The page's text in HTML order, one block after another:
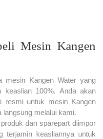
Mesin Kangen
mesin Kangen Water yang
keaslian 100%. Anda akan
resmi untuk mesin Kangen
langsung melalui kami.
dan sparepart diimpor
terjamin keasliannya untuk